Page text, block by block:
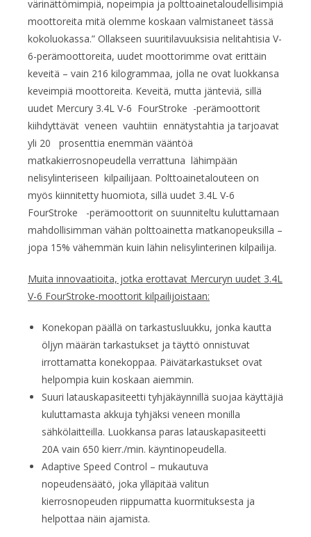
värinättömimpiä, nopeimpia ja polttoainetaloudellisimpiä
moottoreita mitä olemme koskaan valmistaneet tässä
kokoluokassa.” Ollakseen suuritilavuuksisia nelitahtisia V-
6-perämoottoreita, uudet moottorimme ovat erittäin
keveitä – vain 216 kilogrammaa, jolla ne ovat luokkansa
keveimpiä moottoreita. Keveitä, mutta jänteviä, sillä
uudet Mercury 3.4L V-6 FourStroke -perämoottorit
kiihdyttävät veneen vauhtiin ennätystahtia ja tarjoavat
yli 20 prosenttia enemmän vääntöä
matkakierrosnopeudella verrattuna lähimpään
nelisylinteriseen kilpailijaan. Polttoainetalouteen on
myös kiinnitetty huomiota, sillä uudet 3.4L V-6
FourStroke -perämoottorit on suunniteltu kuluttamaan
mahdollisimman vähän polttoainetta matkanopeuksilla –
jopa 15% vähemmän kuin lähin nelisylinterinen kilpailija.
Muita innovaatioita, jotka erottavat Mercuryn uudet 3.4L
V-6 FourStroke-moottorit kilpailijoistaan:
Konekopan päällä on tarkastusluukku, jonka kautta
öljyn määrän tarkastukset ja täyttö onnistuvat
irrottamatta konekoppaa. Päivätarkastukset ovat
helpompia kuin koskaan aiemmin.
Suuri latauskapasiteetti tyhjäkäynnillä suojaa käyttäjiä
kuluttamasta akkuja tyhjäksi veneen monilla
sähkölaitteilla. Luokkansa paras latauskapasiteetti
20A vain 650 kierr./min. käyntinopeudella.
Adaptive Speed Control – mukautuva
nopeudensäätö, joka ylläpitää valitun
kierrosnopeuden riippumatta kuormituksesta ja
helpottaa näin ajamista.